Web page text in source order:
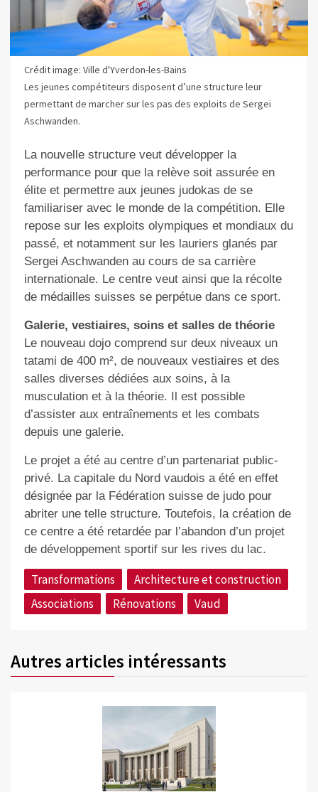
Crédit image: Ville d'Yverdon-les-Bains
Les jeunes compétiteurs disposent d’une structure leur
permettant de marcher sur les pas des exploits de Sergei
Aschwanden.
La nouvelle structure veut développer la
performance pour que la relève soit assurée en
élite et permettre aux jeunes judokas de se
familiariser avec le monde de la compétition. Elle
repose sur les exploits olympiques et mondiaux du
passé, et notamment sur les lauriers glanés par
Sergei Aschwanden au cours de sa carrière
internationale. Le centre veut ainsi que la récolte
de médailles suisses se perpétue dans ce sport.
Galerie, vestiaires, soins et salles de théorie
Le nouveau dojo comprend sur deux niveaux un
tatami de 400 m², de nouveaux vestiaires et des
salles diverses dédiées aux soins, à la
musculation et à la théorie. Il est possible
d’assister aux entraînements et les combats
depuis une galerie.
Le projet a été au centre d’un partenariat public-
privé. La capitale du Nord vaudois a été en effet
désignée par la Fédération suisse de judo pour
abriter une telle structure. Toutefois, la création de
ce centre a été retardée par l’abandon d’un projet
de développement sportif sur les rives du lac.
Transformations
Architecture et construction
Associations
Rénovations Vaud
Autres articles intéressants
©